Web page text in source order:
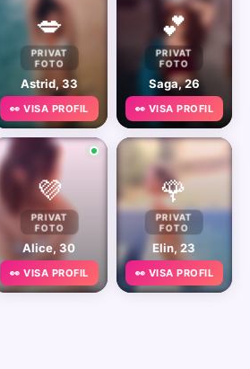
💋
PRIVAT
FOTO
Astrid, 33
👀 VISA PROFIL
💕
PRIVAT
FOTO
Saga, 26
👀 VISA PROFIL
💜
PRIVAT
FOTO
Alice, 30
👀 VISA PROFIL
🌹
PRIVAT
FOTO
Elin, 23
👀 VISA PROFIL